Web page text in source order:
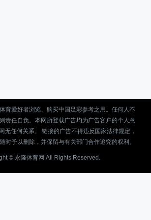
育爱好者浏览、购买中国足彩参考之用。任何人不
责任自负。本网所登载广告均为广告客户的个人意
无任何关系。 链接的广告不得违反国家法律规定，
时予以删除，并保留与有关部门合作追究的权利。
© 永隆体育网 All Rights Reserved.